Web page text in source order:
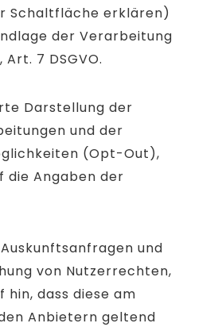
Schaltfläche erklären)
der Verarbeitung
Art. 7 DSGVO.
Darstellung der
und der
(Opt-Out),
die Angaben der
und
von Nutzerrechten,
hin, dass diese am
Anbietern geltend